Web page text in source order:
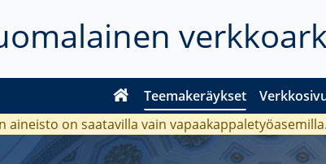
Teemakeräykset
aineisto on saatavilla vain